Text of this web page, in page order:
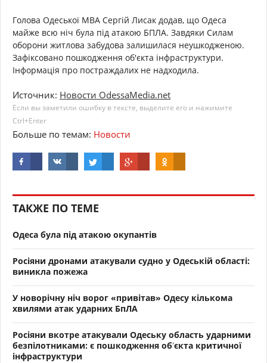
Голова Одеської МВА Сергій Лисак додав, що Одеса
майже всю ніч була під атакою БПЛА. Завдяки Силам
оборони житлова забудова залишилася неушкодженою.
Зафіксовано пошкодження об'єкта інфраструктури.
Інформація про постраждалих не надходила.
Источник: Новости OdessaMedia.net
Если вы заметили ошибку в тексте, выделите его и нажимите
Ctrl+Enter
Больше по темам: Новости
ТАКЖЕ ПО ТЕМЕ
Одеса була під атакою окупантів
Росіяни дронами атакували судно у Одеській області:
виникла пожежа
У новорічну ніч ворог «привітав» Одесу кількома
хвилями атак ударних БпЛА
Росіяни вкотре атакували Одеську область ударними
безпілотниками: є пошкодження обʼєкта критичної
інфраструктури